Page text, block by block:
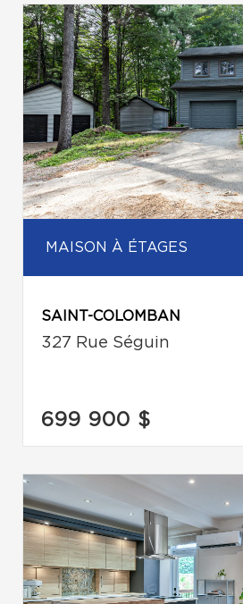
MAISON À ÉTAGES
SAINT-COLOMBAN
327 Rue Séguin
699 900 $